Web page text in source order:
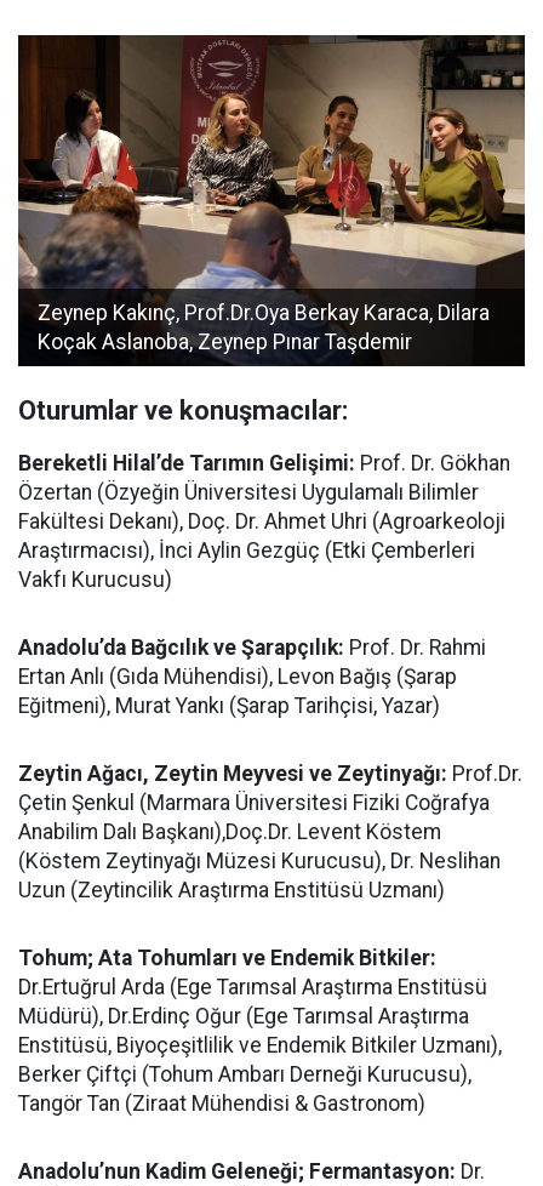
Zeynep Kakınç, Prof.Dr.Oya Berkay Karaca, Dilara
Koçak Aslanoba, Zeynep Pınar Taşdemir
Oturumlar ve konuşmacılar:
Bereketli Hilal’de Tarımın Gelişimi: Prof. Dr. Gökhan
Özertan (Özyeğin Üniversitesi Uygulamalı Bilimler
Fakültesi Dekanı), Doç. Dr. Ahmet Uhri (Agroarkeoloji
Araştırmacısı), İnci Aylin Gezgüç (Etki Çemberleri
Vakfı Kurucusu)
Anadolu’da Bağcılık ve Şarapçılık: Prof. Dr. Rahmi
Ertan Anlı (Gıda Mühendisi), Levon Bağış (Şarap
Eğitmeni), Murat Yankı (Şarap Tarihçisi, Yazar)
Zeytin Ağacı, Zeytin Meyvesi ve Zeytinyağı: Prof.Dr.
Çetin Şenkul (Marmara Üniversitesi Fiziki Coğrafya
Anabilim Dalı Başkanı),Doç.Dr. Levent Köstem
(Köstem Zeytinyağı Müzesi Kurucusu), Dr. Neslihan
Uzun (Zeytincilik Araştırma Enstitüsü Uzmanı)
Tohum; Ata Tohumları ve Endemik Bitkiler:
Dr.Ertuğrul Arda (Ege Tarımsal Araştırma Enstitüsü
Müdürü), Dr.Erdinç Oğur (Ege Tarımsal Araştırma
Enstitüsü, Biyoçeşitlilik ve Endemik Bitkiler Uzmanı),
Berker Çiftçi (Tohum Ambarı Derneği Kurucusu),
Tangör Tan (Ziraat Mühendisi & Gastronom)
Anadolu’nun Kadim Geleneği; Fermantasyon: Dr.